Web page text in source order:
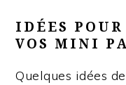
IDÉES
VOS MINI
Quelques idées